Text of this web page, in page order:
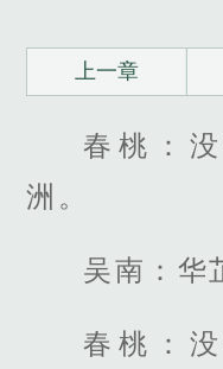
上一章
春桃：
洲。
吴南：华
春桃：